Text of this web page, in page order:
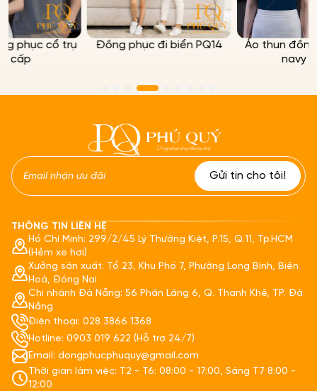
Đồng phục đi biển PQ14
Áo thun đồng phục xanh
THÔNG TIN LIÊN HỆ
Hồ Chí Minh: 299/2/45 Lý Thường Kiệt, P.15, Q.11, Tp.HCM
(Hẻm xe hơi)
Xưởng sản xuất: Tổ 23, Khu Phố 7, Phường Long Bình, Biên
Hoà, Đồng Nai
Chi nhánh Đà Nẵng: 56 Phần Lăng 6, Q. Thanh Khê, TP. Đà
Nẵng
Điện thoại: 028 3866 1368
Hotline: 0903 019 622 (Hỗ trợ 24/7)
Email: dongphucphuquy@gmail.com
Thời gian làm việc: T2 - T6: 08:00 - 17:00, Sáng T7 8:00 -
12:00